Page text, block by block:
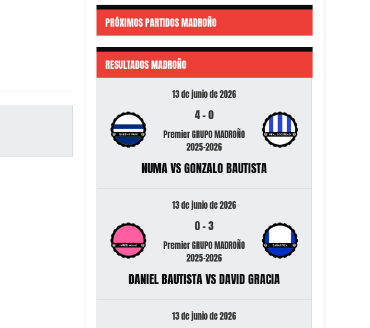
PRÓXIMOS PARTIDOS MADROÑO
RESULTADOS MADROÑO
13 de junio de 2026
4-0
Premier GRUPO MADROÑO
2025-2026
NUMA VS GONZALO BAUTISTA
13 de junio de 2026
0-3
Premier GRUPO MADROÑO
2025-2026
DANIEL BAUTISTA VS DAVID GRACIA
13 de junio de 2026